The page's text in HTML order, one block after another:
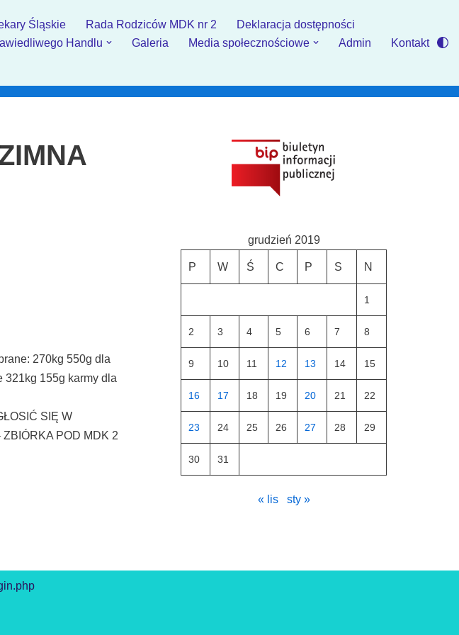
Śląskie Rada Rodziców MDK nr 2
Deklaracja dostępności
Handlu Galeria Media społecznościowe Admin
Kontakt
270kg 550g dla
321kg 155g karmy dla
SIĘ W
POD MDK 2
grudzień 2019
P W Ś C P S N
1
2 3 4 5 6 7 8
9 10 11 12 13 14 15
16 17 18 19 20 21 22
23 24 25 26 27 28 29
30 31
« lis sty »